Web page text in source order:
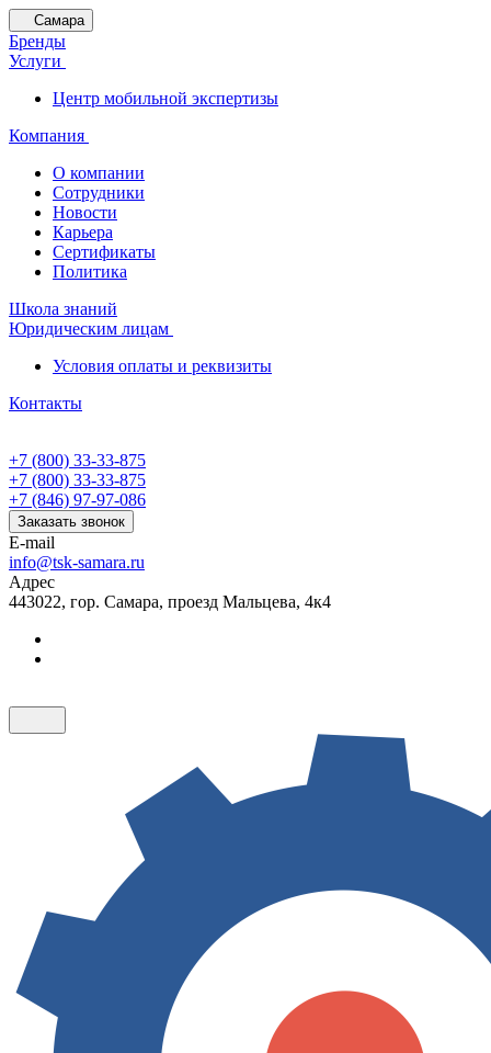
Самара
Бренды
Услуги
Центр мобильной экспертизы
Компания
О компании
Сотрудники
Новости
Карьера
Сертификаты
Политика
Школа знаний
Юридическим лицам
Условия оплаты и реквизиты
Контакты
+7 (800) 33-33-875
+7 (800) 33-33-875
+7 (846) 97-97-086
Заказать звонок
E-mail
info@tsk-samara.ru
Адрес
443022, гор. Самара, проезд Мальцева, 4к4